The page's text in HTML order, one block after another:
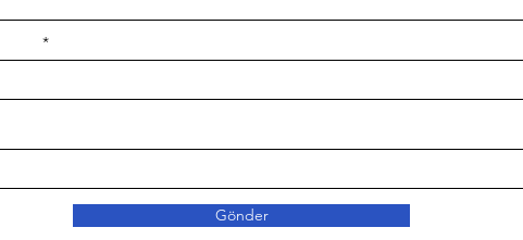
Gönder